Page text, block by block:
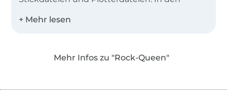
hauptsächlich für meine Kids - digitalisiert.
Im Rock-Queen-Shop finden Sie kreative,
Mehr Infos zu "Rock-Queen"